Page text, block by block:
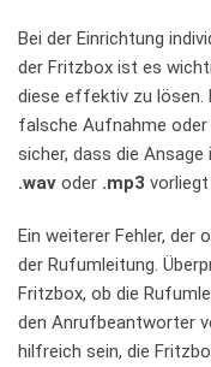
Bei ⁢der Einrichtung
der Fritzbox ist es
diese ‌effektiv zu lösen.
falsche Aufnahme oder
sicher,⁤ dass die‌
.wav oder​ .mp3
Ein weiterer Fehler,
der Rufumleitung.
Fritzbox, ob‍ die
den Anrufbeantworter
hilfreich‌ sein, die